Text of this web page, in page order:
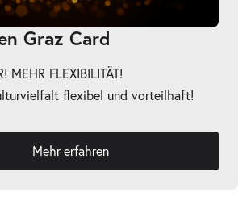
-
Sa.
Uhr
Graz Card
MEHR FLEXIBILITÄT!
flexibel und vorteilhaft!
Mehr erfahren